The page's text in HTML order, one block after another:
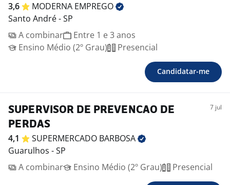
3,6 MODERNA EMPREGO
Santo André - SP
A combinar
Entre 1 e 3 anos
Ensino Médio (2º Grau)
Presencial
Candidatar-me
SUPERVISOR DE PREVENCAO DE
PERDAS
7 jul
4,1 SUPERMERCADO BARBOSA
Guarulhos - SP
A combinar
Ensino Médio (2º Grau) Presencial